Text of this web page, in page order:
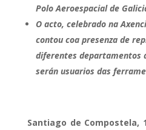
Polo Aeroespacial de
O acto, celebrado na
contou coa presenza de
diferentes departamentos
serán usuarios das
Santiago de Compostela,